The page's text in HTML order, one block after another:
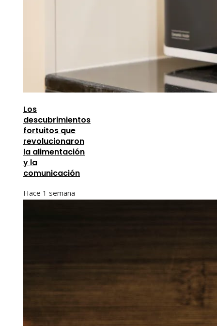
Los
descubrimientos
fortuitos que
revolucionaron
la alimentación
y la
comunicación
Hace 1 semana